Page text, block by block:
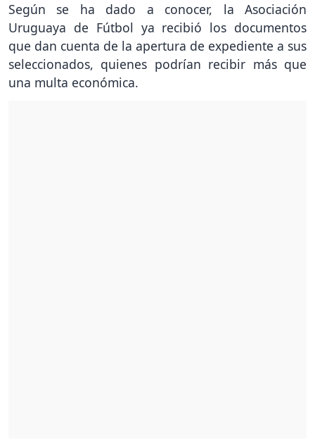
Según se ha dado a conocer, la Asociación
Uruguaya de Fútbol ya recibió los documentos
que dan cuenta de la apertura de expediente a sus
seleccionados, quienes podrían recibir más que
una multa económica.